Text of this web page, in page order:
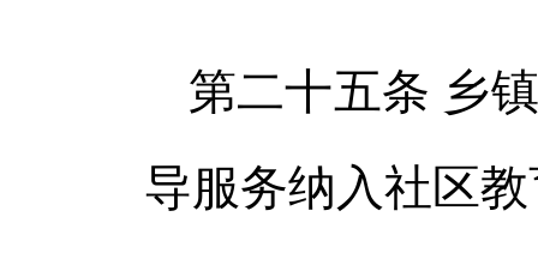
第二十五条 乡
导服务纳入社区